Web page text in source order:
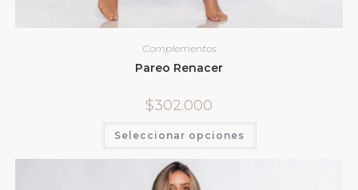
Complementos
Pareo Renacer
$302.000
Seleccionar opciones